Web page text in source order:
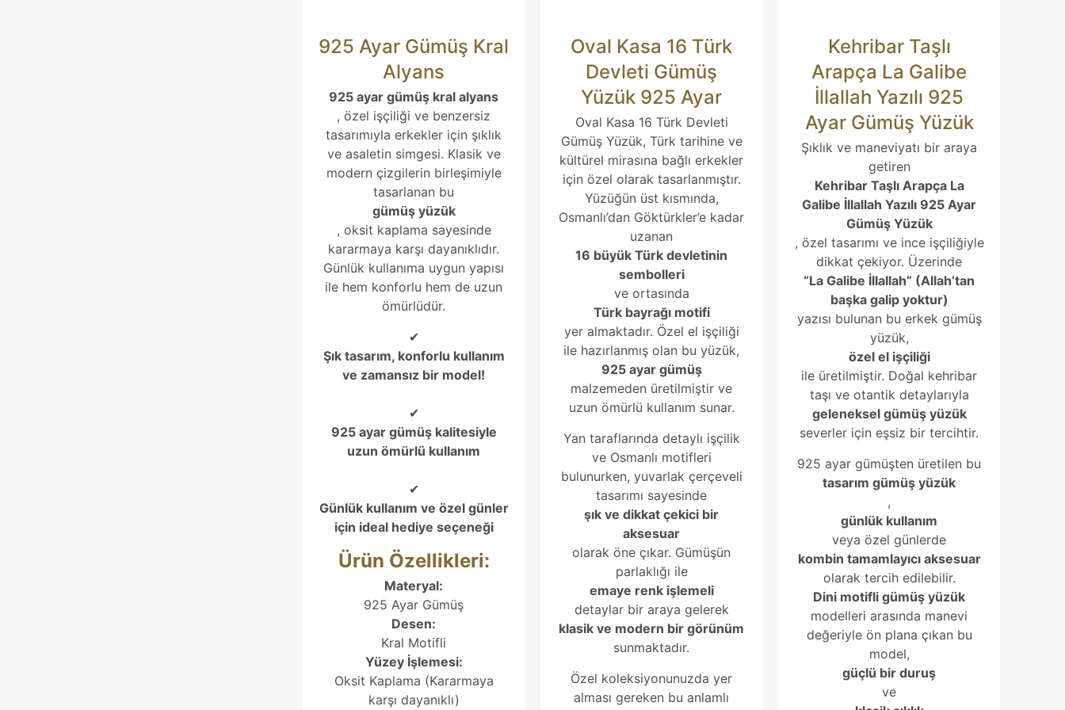
posta*
kullanılması için adım, e-posta
adresim ve site adresim bu
tarayıcıya kaydedilsin.
925 Ayar Gümüş Kral
Alyans
925 ayar gümüş kral alyans
, özel işçiliği ve benzersiz
tasarımıyla erkekler için şıklık
ve asaletin simgesi. Klasik ve
modern çizgilerin birleşimiyle
tasarlanan bu
gümüş yüzük
, oksit kaplama sayesinde
kararmaya karşı dayanıklıdır.
Günlük kullanıma uygun yapısı
ile hem konforlu hem de uzun
ömürlüdür.
✔
Şık tasarım, konforlu kullanım
ve zamansız bir model!
✔
925 ayar gümüş kalitesiyle
uzun ömürlü kullanım
✔
Günlük kullanım ve özel günler
için ideal hediye seçeneği
Ürün Özellikleri:
Materyal:
925 Ayar Gümüş
Desen:
Kral Motifli
Yüzey İşlemesi:
Oksit Kaplama (Kararmaya
karşı dayanıklı)
Oval Kasa 16 Türk
Devleti Gümüş
Yüzük 925 Ayar
Oval Kasa 16 Türk Devleti
Gümüş Yüzük, Türk tarihine ve
kültürel mirasına bağlı erkekler
için özel olarak tasarlanmıştır.
Yüzüğün üst kısmında,
Osmanlı’dan Göktürkler’e kadar
uzanan
16 büyük Türk devletinin
sembolleri
ve ortasında
Türk bayrağı motifi
yer almaktadır. Özel el işçiliği
ile hazırlanmış olan bu yüzük,
925 ayar gümüş
malzemeden üretilmiştir ve
uzun ömürlü kullanım sunar.
Yan taraflarında detaylı işçilik
ve Osmanlı motifleri
bulunurken, yuvarlak çerçeveli
tasarımı sayesinde
şık ve dikkat çekici bir
aksesuar
olarak öne çıkar. Gümüşün
parlaklığı ile
emaye renk işlemeli
detaylar bir araya gelerek
klasik ve modern bir görünüm
sunmaktadır.
Özel koleksiyonunuzda yer
alması gereken bu anlamlı
Kehribar Taşlı
Arapça La Galibe
İllallah Yazılı 925
Ayar Gümüş Yüzük
Şıklık ve maneviyatı bir araya
getiren
Kehribar Taşlı Arapça La
Galibe İllallah Yazılı 925 Ayar
Gümüş Yüzük
, özel tasarımı ve ince işçiliğiyle
dikkat çekiyor. Üzerinde
“La Galibe İllallah” (Allah’tan
başka galip yoktur)
yazısı bulunan bu erkek gümüş
yüzük,
özel el işçiliği
ile üretilmiştir. Doğal kehribar
taşı ve otantik detaylarıyla
geleneksel gümüş yüzük
severler için eşsiz bir tercihtir.
925 ayar gümüşten üretilen bu
tasarım gümüş yüzük
,
günlük kullanım
veya özel günlerde
kombin tamamlayıcı aksesuar
olarak tercih edilebilir.
Dini motifli gümüş yüzük
modelleri arasında manevi
değeriyle ön plana çıkan bu
model,
güçlü bir duruş
ve